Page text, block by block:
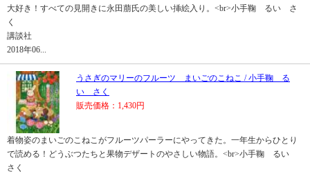
大好き！すべての見開きに永田萠氏の美しい挿絵入り。<br>小手鞠 るい さ
く
講談社
2018年06...
うさぎのマリーのフルーツ まいごのこねこ / 小手鞠 る
い さく
販売価格：1,430円
着物姿のまいごのこねこがフルーツパーラーにやってきた。一年生からひとり
で読める！どうぶつたちと果物デザートのやさしい物語。<br>小手鞠 るい
さく